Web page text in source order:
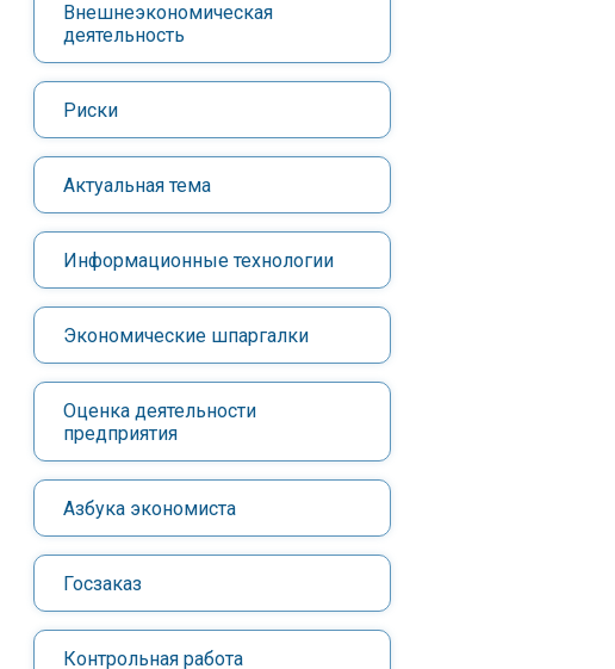
Внешнеэкономическая
деятельность
Риски
Актуальная тема
Информационные технологии
Экономические шпаргалки
Оценка деятельности
предприятия
Азбука экономиста
Госзаказ
Контрольная работа